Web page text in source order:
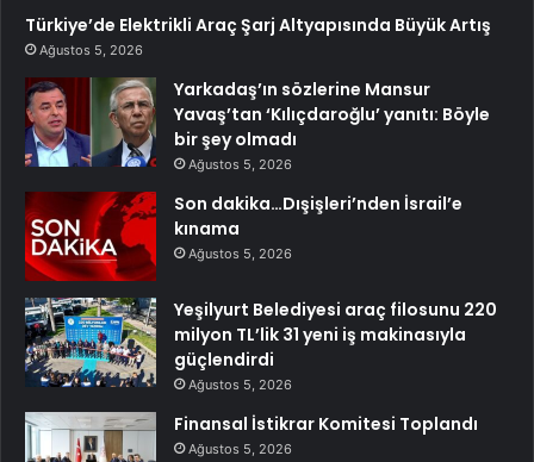
Türkiye’de Elektrikli Araç Şarj Altyapısında Büyük Artış
Ağustos 5, 2026
Yarkadaş’ın sözlerine Mansur
Yavaş’tan ‘Kılıçdaroğlu’ yanıtı: Böyle
bir şey olmadı
Ağustos 5, 2026
Son dakika…Dışişleri’nden İsrail’e
kınama
Ağustos 5, 2026
Yeşilyurt Belediyesi araç filosunu 220
milyon TL’lik 31 yeni iş makinasıyla
güçlendirdi
Ağustos 5, 2026
Finansal İstikrar Komitesi Toplandı
Ağustos 5, 2026